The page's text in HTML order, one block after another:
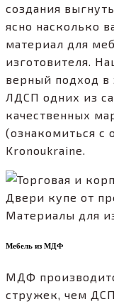
создания
ясно насколько
материал для
изготовителя.
верный подход в
ЛДСП одних из
качественных
(ознакомиться с
Kronoukraine.
Мебель из МДФ
МДФ
стружек, чем